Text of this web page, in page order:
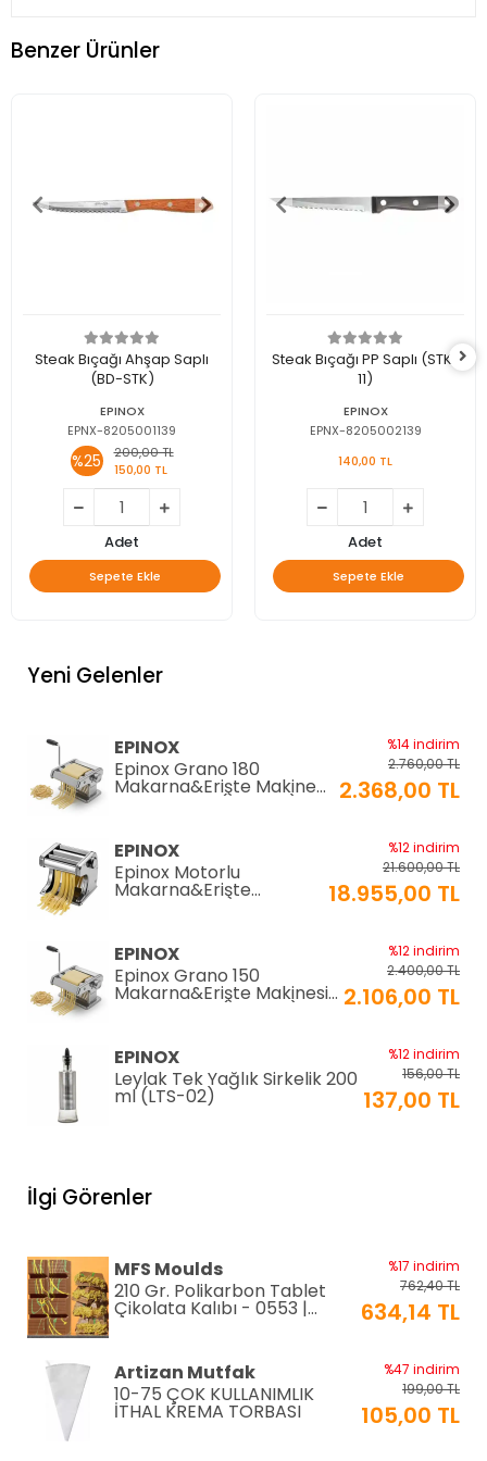
Benzer Ürünler
Steak Bıçağı Ahşap Saplı
(BD-STK)
EPINOX
EPNX-8205001139
%25
200,00 TL
150,00 TL
Adet
Sepete Ekle
Steak Bıçağı PP Saplı (STK-
11)
EPINOX
EPNX-8205002139
140,00 TL
Adet
Sepete Ekle
Yeni Gelenler
EPINOX
Epinox Grano 180
Makarna&Erişte Makinesi
2mm+6mm (GR-180)
%14 indirim
2.760,00 TL
2.368,00 TL
EPINOX
Epinox Motorlu
Makarna&Erişte
Makinesi 2mm+6mm
%12 indirim
21.600,00 TL
18.955,00 TL
EPINOX
Epinox Grano 150
Makarna&Erişte Makinesi
2mm+4mm (GR-150)
%12 indirim
2.400,00 TL
2.106,00 TL
EPINOX
Leylak Tek Yağlık Sirkelik 200
ml (LTS-02)
%12 indirim
156,00 TL
137,00 TL
Lavabo Süzgeci 34 cm
(QLS-34)
KARADAĞ METAL
Paslanmaz Pasta Altlığı ⌀28
cm
%14 indirim
250,00 TL
215,00 TL
Greyas Moulds
Polikarbon Special Pralin
Çikolata Kalıbı 8-15 gr |
Cm-3416
%27 indirim
801,02 TL
586,46 TL
İlgi Görenler
MFS Moulds
210 Gr. Polikarbon Tablet
Çikolata Kalıbı - 0553 |
Dubai Çikolata Kalıbı
%17 indirim
762,40 TL
634,14 TL
Artizan Mutfak
10-75 ÇOK KULLANIMLIK
İTHAL KREMA TORBASI
%47 indirim
199,00 TL
105,00 TL